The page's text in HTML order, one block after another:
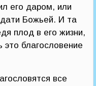
его даром, или
Божьей. И та
плод в его жизни,
это благословение
все